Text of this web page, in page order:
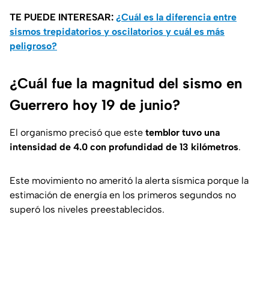
TE PUEDE INTERESAR: ¿Cuál es la diferencia entre
sismos trepidatorios y oscilatorios y cuál es más
peligroso?
¿Cuál fue la magnitud del sismo en
Guerrero hoy 19 de junio?
El organismo precisó que este temblor tuvo una
intensidad de 4.0 con profundidad de 13 kilómetros.
Este movimiento no ameritó la alerta sísmica porque la
estimación de energía en los primeros segundos no
superó los niveles preestablecidos.